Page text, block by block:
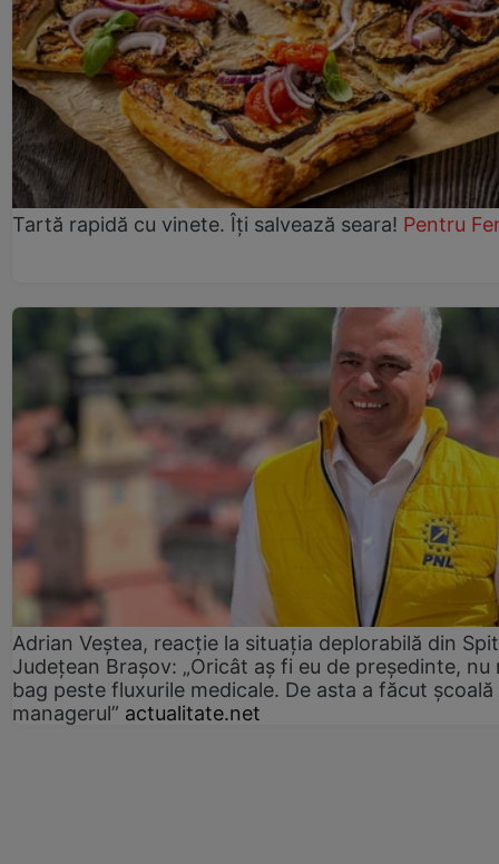
Tartă rapidă cu vinete. Îți salvează seara! Pentru
Adrian Veștea, reacție la situația deplorabilă din
Județean Brașov: „Oricât aș fi eu de președinte, nu
bag peste fluxurile medicale. De asta a făcut școală
managerul” actualitate.net